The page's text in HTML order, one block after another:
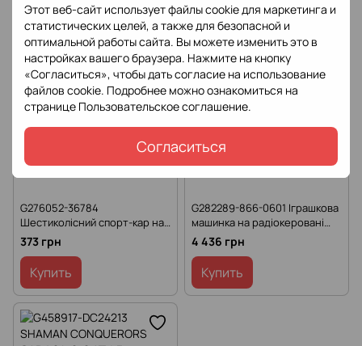
Этот веб-сайт использует файлы cookie для маркетинга и
статистических целей, а также для безопасной и
оптимальной работы сайта. Вы можете изменить это в
настройках вашего браузера. Нажмите на кнопку
«Согласиться», чтобы дать согласие на использование
файлов cookie. Подробнее можно ознакомиться на
странице Пользовательское соглашение.
Согласиться
G276052-36784
Шестиколісний спорт-кар на
радіокеруванні "Навколо
світу"
373 грн
Купить
G282289-866-0601 Іграшкова
машинка на радіокеровані
“CADILLAC ESCALADE” 2
кольори масштабу 1:6
4 436 грн
Купить